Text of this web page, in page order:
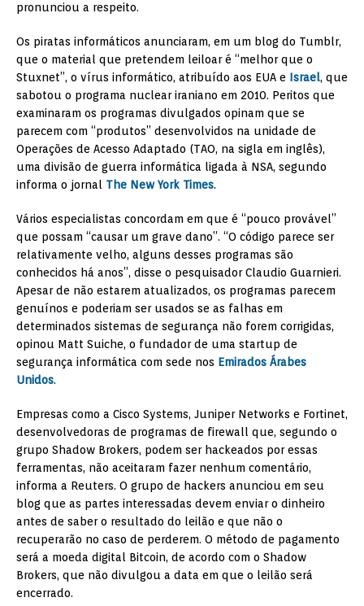
pronunciou a respeito.
Os piratas informáticos anunciaram, em um blog do Tumblr,
que o material que pretendem leiloar é “melhor que o
Stuxnet”, o vírus informático, atribuído aos EUA e Israel, que
sabotou o programa nuclear iraniano em 2010. Peritos que
examinaram os programas divulgados opinam que se
parecem com “produtos” desenvolvidos na unidade de
Operações de Acesso Adaptado (TAO, na sigla em inglês),
uma divisão de guerra informática ligada à NSA, segundo
informa o jornal The New York Times.
Vários especialistas concordam em que é “pouco provável”
que possam “causar um grave dano”. “O código parece ser
relativamente velho, alguns desses programas são
conhecidos há anos”, disse o pesquisador Claudio Guarnieri.
Apesar de não estarem atualizados, os programas parecem
genuínos e poderiam ser usados se as falhas em
determinados sistemas de segurança não forem corrigidas,
opinou Matt Suiche, o fundador de uma startup de
segurança informática com sede nos Emirados Árabes
Unidos.
Empresas como a Cisco Systems, Juniper Networks e Fortinet,
desenvolvedoras de programas de firewall que, segundo o
grupo Shadow Brokers, podem ser hackeados por essas
ferramentas, não aceitaram fazer nenhum comentário,
informa a Reuters. O grupo de hackers anunciou em seu
blog que as partes interessadas devem enviar o dinheiro
antes de saber o resultado do leilão e que não o
recuperarão no caso de perderem. O método de pagamento
será a moeda digital Bitcoin, de acordo com o Shadow
Brokers, que não divulgou a data em que o leilão será
encerrado.